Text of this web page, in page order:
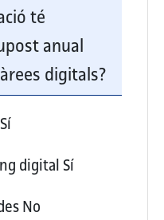
té
anual
digitals?
Sí
digital Sí
No